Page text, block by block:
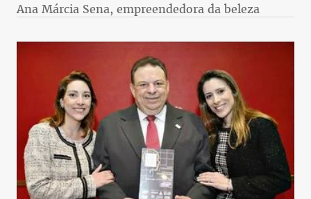
Ana Márcia Sena, empreendedora da beleza